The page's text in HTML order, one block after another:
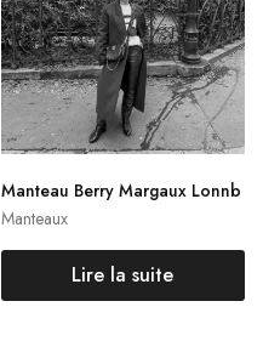
Manteaux
Manteau Berry Margaux Lonnb
erg
Lire la suite